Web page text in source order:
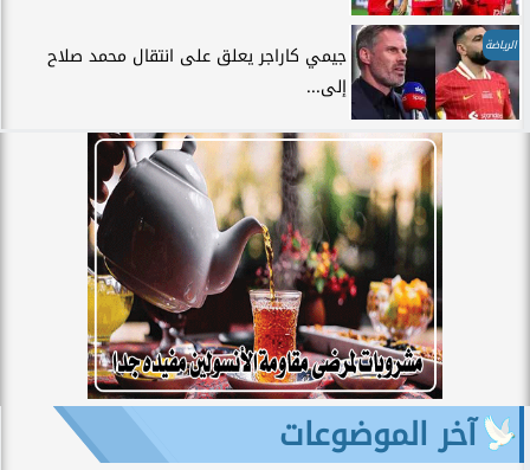
الرياضة
جيمي كاراجر يعلق على انتقال محمد صلاح
إلى...
آخر الموضوعات